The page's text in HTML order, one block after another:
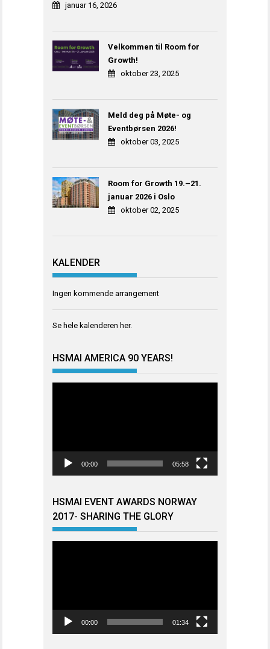
januar 16, 2026
Velkommen til Room for
Growth!
oktober 23, 2025
Meld deg på Møte- og
Eventbørsen 2026!
oktober 03, 2025
Room for Growth 19.–21.
januar 2026 i Oslo
oktober 02, 2025
KALENDER
Ingen kommende arrangement
Se hele kalenderen her.
HSMAI AMERICA 90 YEARS!
00:00 05:58
HSMAI EVENT AWARDS NORWAY
2017- SHARING THE GLORY
00:00 01:34